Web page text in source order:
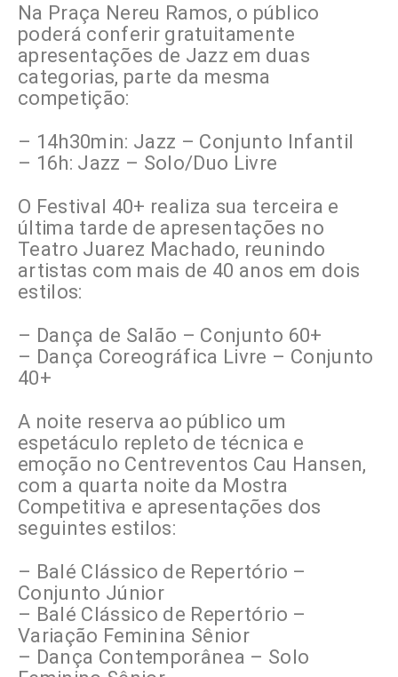
Na Praça Nereu Ramos, o público
poderá conferir gratuitamente
apresentações de Jazz em duas
categorias, parte da mesma
competição:
– 14h30min: Jazz – Conjunto Infantil
– 16h: Jazz – Solo/Duo Livre
O Festival 40+ realiza sua terceira e
última tarde de apresentações no
Teatro Juarez Machado, reunindo
artistas com mais de 40 anos em dois
estilos:
– Dança de Salão – Conjunto 60+
– Dança Coreográfica Livre – Conjunto
40+
A noite reserva ao público um
espetáculo repleto de técnica e
emoção no Centreventos Cau Hansen,
com a quarta noite da Mostra
Competitiva e apresentações dos
seguintes estilos:
– Balé Clássico de Repertório –
Conjunto Júnior
– Balé Clássico de Repertório –
Variação Feminina Sênior
– Dança Contemporânea – Solo